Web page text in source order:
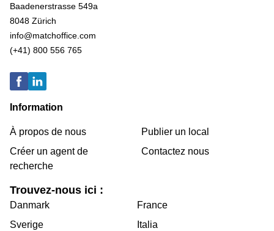
Baadenerstrasse 549a
8048 Zürich
info@matchoffice.com
(+41) 800 556 765
Information
À propos de nous
Créer un agent de
recherche
Publier un local
Contactez nous
Trouvez-nous ici :
Danmark
Sverige
France
Italia